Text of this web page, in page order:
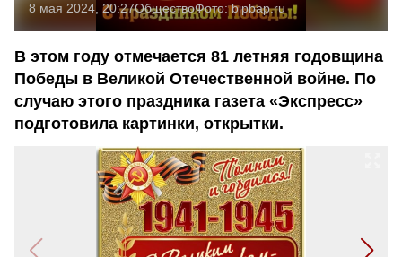
8 мая 2024, 20:27ОбществоФото:bipbap.ru
В этом году отмечается 81 летняя годовщина
Победы в Великой Отечественной войне. По
случаю этого праздника газета «Экспресс»
подготовила картинки, открытки.